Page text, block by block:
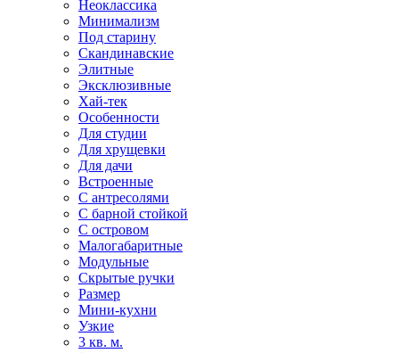
Неоклассика
Минимализм
Под старину
Скандинавские
Элитные
Эксклюзивные
Хай-тек
Особенности
Для студии
Для хрущевки
Для дачи
Встроенные
С антресолями
С барной стойкой
С островом
Малогабаритные
Модульные
Скрытые ручки
Размер
Мини-кухни
Узкие
3 кв. м.